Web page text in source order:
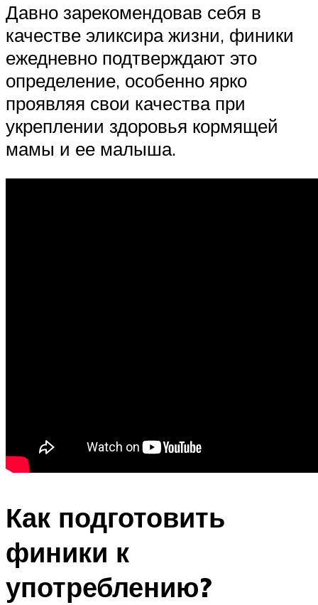
Давно зарекомендовав себя в
качестве эликсира жизни, финики
ежедневно подтверждают это
определение, особенно ярко
проявляя свои качества при
укреплении здоровья кормящей
мамы и ее малыша.
Как подготовить
финики к
употреблению?